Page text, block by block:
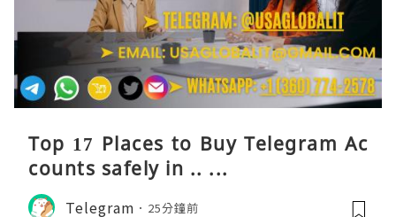
Top 17 Places to Buy Telegram Ac
counts safely in .. ...
Telegram 25分鐘前